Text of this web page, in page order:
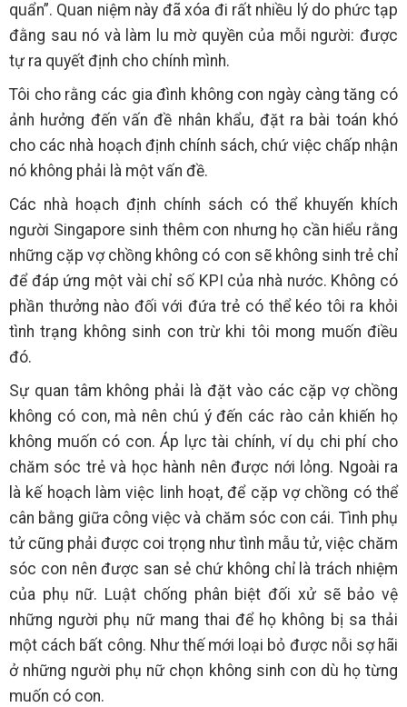
quẩn”. Quan niệm này đã xóa đi rất nhiều lý do phức tạp
đằng sau nó và làm lu mờ quyền của mỗi người: được
tự ra quyết định cho chính mình.
Tôi cho rằng các gia đình không con ngày càng tăng có
ảnh hưởng đến vấn đề nhân khẩu, đặt ra bài toán khó
cho các nhà hoạch định chính sách, chứ việc chấp nhận
nó không phải là một vấn đề.
Các nhà hoạch định chính sách có thể khuyến khích
người Singapore sinh thêm con nhưng họ cần hiểu rằng
những cặp vợ chồng không có con sẽ không sinh trẻ chỉ
để đáp ứng một vài chỉ số KPI của nhà nước. Không có
phần thưởng nào đối với đứa trẻ có thể kéo tôi ra khỏi
tình trạng không sinh con trừ khi tôi mong muốn điều
đó.
Sự quan tâm không phải là đặt vào các cặp vợ chồng
không có con, mà nên chú ý đến các rào cản khiến họ
không muốn có con. Áp lực tài chính, ví dụ chi phí cho
chăm sóc trẻ và học hành nên được nới lỏng. Ngoài ra
là kế hoạch làm việc linh hoạt, để cặp vợ chồng có thể
cân bằng giữa công việc và chăm sóc con cái. Tình phụ
tử cũng phải được coi trọng như tình mẫu tử, việc chăm
sóc con nên được san sẻ chứ không chỉ là trách nhiệm
của phụ nữ. Luật chống phân biệt đối xử sẽ bảo vệ
những người phụ nữ mang thai để họ không bị sa thải
một cách bất công. Như thế mới loại bỏ được nỗi sợ hãi
ở những người phụ nữ chọn không sinh con dù họ từng
muốn có con.